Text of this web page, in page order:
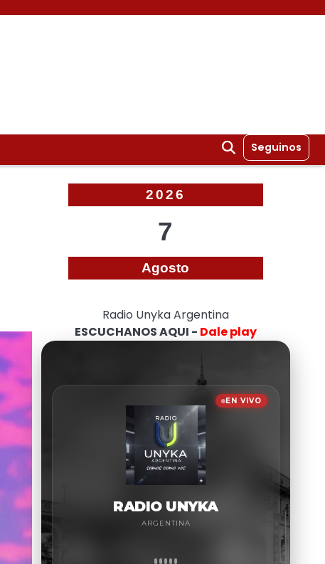
Seguinos
2026
7
Agosto
Radio Unyka Argentina
ESCUCHANOS AQUI - Dale play